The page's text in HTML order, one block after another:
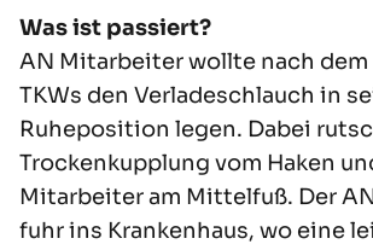
Was ist passiert?
AN Mitarbeiter wollte nach dem
TKWs den Verladeschlauch in
Ruheposition legen. Dabei
Trockenkupplung vom Haken
Mitarbeiter am Mittelfuß. Der
fuhr ins Krankenhaus, wo eine